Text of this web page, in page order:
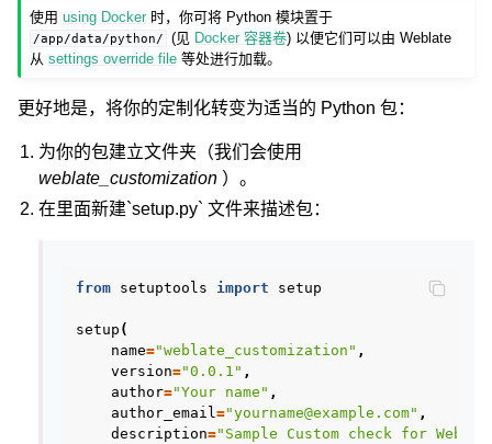
navigation of 配置说明
使用using Docker 时，你可将 Python 模块置于
/app/data/python/ (见 Docker 容器卷) 以便它们可以由 Weblate
从settings override file 等处进行加载。
更好地是，将你的定制化转变为适当的 Python 包：
为你的包建立文件夹（我们会使用
weblate_customization ）。
在里面新建`setup.py` 文件来描述包：
from setuptools import setup
setup (
name="weblate_customization" ,
version="0.0.1" ,
author="Your name" ,
author_email="yourname@example.com" ,
description="Sample Custom check for